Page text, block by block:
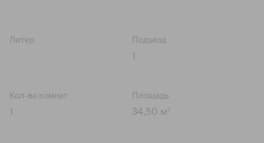
Литер Подъезд
Кол-во комнат Площадь
34,50 м 2